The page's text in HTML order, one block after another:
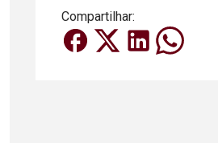
Compartilhar: